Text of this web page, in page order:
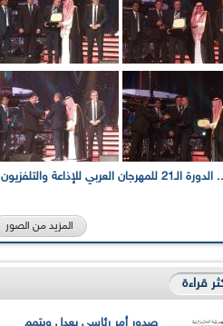
بالصور... الدورة الـ21 للمهرجان العربي للإذاعة والتلفزيون
المزيد من الصور
قراءة